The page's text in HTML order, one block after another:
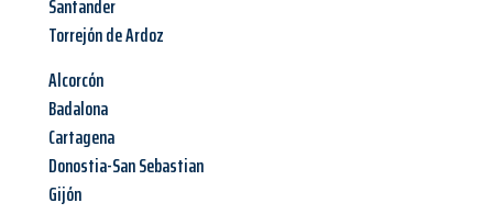
Santander
Torrejón de Ardoz
Alcorcón
Badalona
Cartagena
Donostia-San Sebastian
Gijón